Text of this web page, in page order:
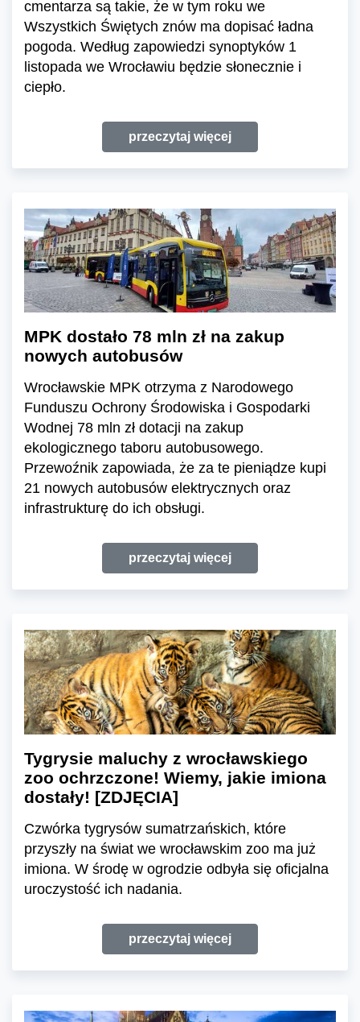
cmentarza są takie, że w tym roku we
Wszystkich Świętych znów ma dopisać ładna
pogoda. Według zapowiedzi synoptyków 1
listopada we Wrocławiu będzie słonecznie i
ciepło.
przeczytaj więcej
MPK dostało 78 mln zł na zakup
nowych autobusów
Wrocławskie MPK otrzyma z Narodowego
Funduszu Ochrony Środowiska i Gospodarki
Wodnej 78 mln zł dotacji na zakup
ekologicznego taboru autobusowego.
Przewoźnik zapowiada, że za te pieniądze kupi
21 nowych autobusów elektrycznych oraz
infrastrukturę do ich obsługi.
przeczytaj więcej
Tygrysie maluchy z wrocławskiego
zoo ochrzczone! Wiemy, jakie imiona
dostały! [ZDJĘCIA]
Czwórka tygrysów sumatrzańskich, które
przyszły na świat we wrocławskim zoo ma już
imiona. W środę w ogrodzie odbyła się oficjalna
uroczystość ich nadania.
przeczytaj więcej